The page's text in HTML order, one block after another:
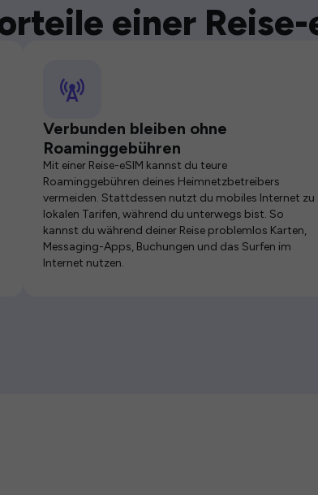
einer Reise-
Verbunden bleiben ohne
Roaminggebühren
Mit einer Reise-eSIM kannst du teure
Roaminggebühren deines Heimnetzbetreibers
vermeiden. Stattdessen nutzt du mobiles Internet zu
lokalen Tarifen, während du unterwegs bist. So
kannst du während deiner Reise problemlos Karten,
Messaging-Apps, Buchungen und das Surfen im
Internet nutzen.